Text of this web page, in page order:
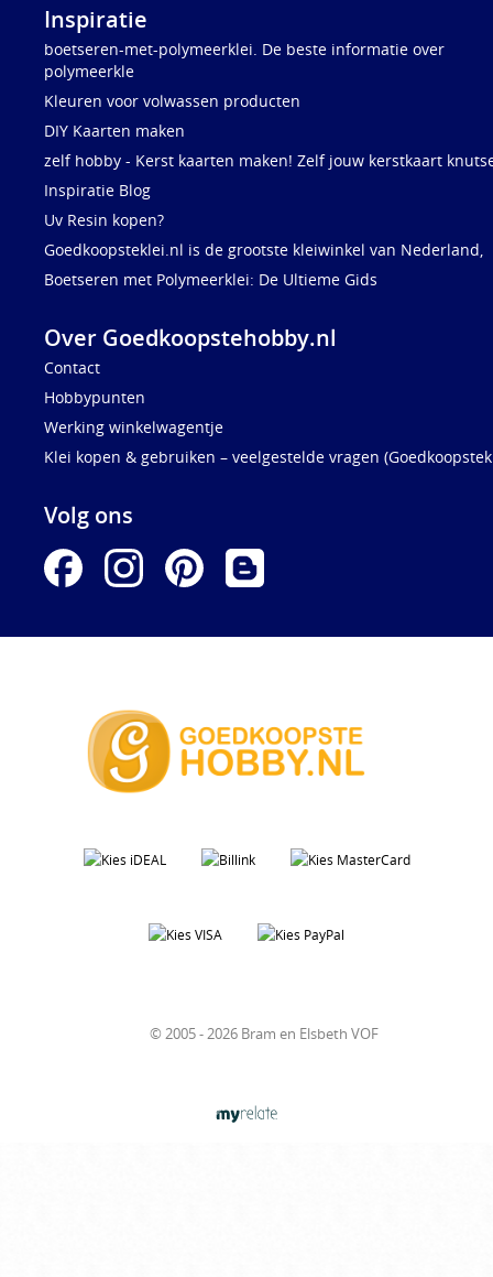
Inspiratie
boetseren-met-polymeerklei. De beste informatie over
polymeerkle
Kleuren voor volwassen producten
DIY Kaarten maken
zelf hobby - Kerst kaarten maken! Zelf jouw kerstkaart
Inspiratie Blog
Uv Resin kopen?
Goedkoopsteklei.nl is de grootste kleiwinkel van Nederland,
Boetseren met Polymeerklei: De Ultieme Gids
Over Goedkoopstehobby.nl
Contact
Hobbypunten
Werking winkelwagentje
Klei kopen & gebruiken – veelgestelde vragen
Volg ons
© 2005 - 2026 Bram en Elsbeth VOF